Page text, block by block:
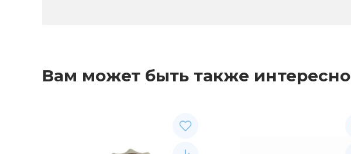
Вам может быть также интересно